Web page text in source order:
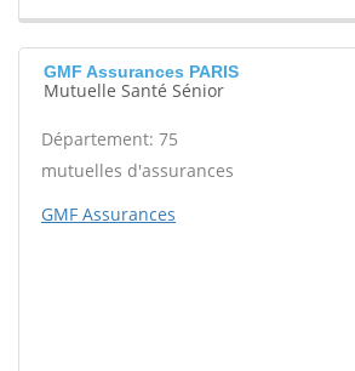
GMF Assurances PARIS
Mutuelle Santé Sénior
Département: 75
mutuelles d'assurances
GMF Assurances